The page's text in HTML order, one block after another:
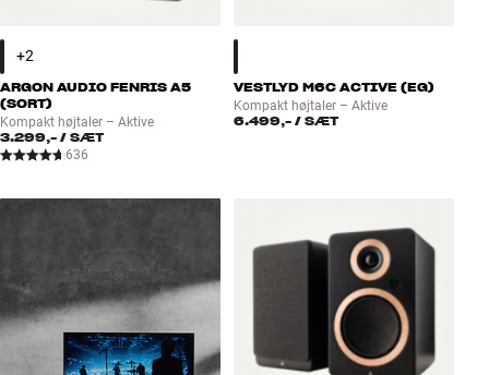
ARGON AUDIO FENRIS A5
(SORT)
Kompakt højtaler – Aktive
3.299,- / SÆT
636
VESTLYD M6C ACTIVE (EG)
Kompakt højtaler – Aktive
6.499,- / SÆT